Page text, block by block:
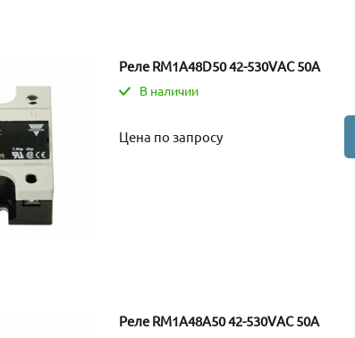
Реле RM1A48D50 42-530VAC 50A
В наличии
Цена по запросу
Реле RM1A48A50 42-530VAC 50A